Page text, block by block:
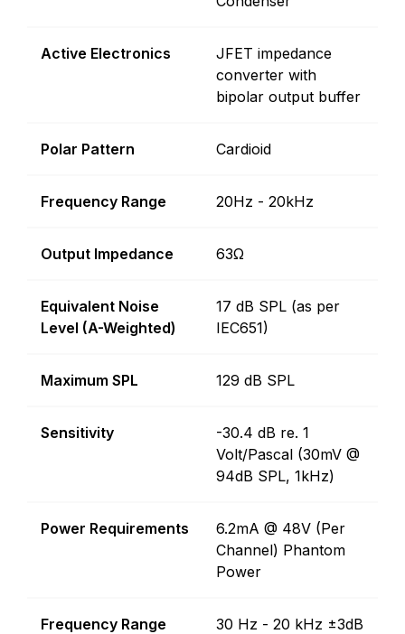
Active Electronics
JFET impedance
converter with
bipolar output buffer
Polar Pattern Cardioid
Frequency Range 20Hz - 20kHz
Output Impedance 63Ω
Equivalent Noise
Level (A-Weighted)
17 dB SPL (as per
IEC651)
Maximum SPL 129 dB SPL
Sensitivity
-30.4 dB re. 1
Volt/Pascal (30mV @
94dB SPL, 1kHz)
Power Requirements
6.2mA @ 48V (Per
Channel) Phantom
Power
Frequency Range
30 Hz - 20 kHz ±3dB